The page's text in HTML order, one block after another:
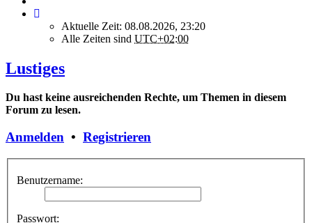
Aktuelle Zeit: 08.08.2026, 23:20
Alle Zeiten sind UTC+02:00
Lustiges
Du hast keine ausreichenden Rechte, um Themen in diesem
Forum zu lesen.
Anmelden • Registrieren
Benutzername:
Passwort: